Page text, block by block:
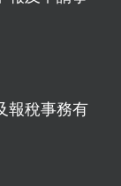
報稅事務有